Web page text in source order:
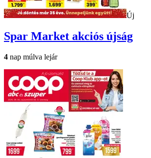
Új
Spar Market akciós újság
4 nap múlva lejár